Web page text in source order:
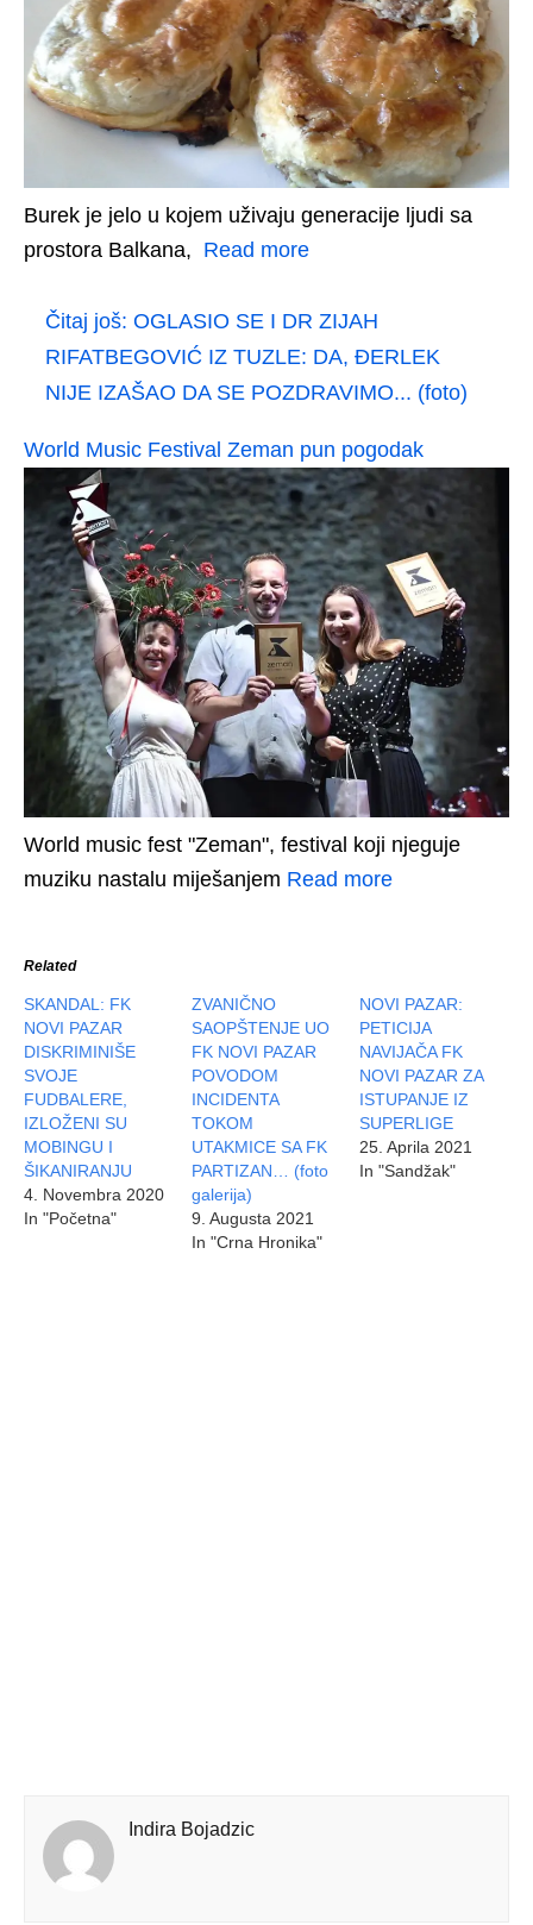
Burek je jelo u kojem uživaju generacije ljudi sa
prostora Balkana, Read more
Čitaj još: OGLASIO SE I DR ZIJAH
RIFATBEGOVIĆ IZ TUZLE: DA, ĐERLEK
NIJE IZAŠAO DA SE POZDRAVIMO... (foto)
World Music Festival Zeman pun pogodak
World music fest "Zeman", festival koji njeguje
muziku nastalu miješanjem Read more
Related
SKANDAL: FK
NOVI PAZAR
DISKRIMINIŠE
SVOJE
FUDBALERE,
IZLOŽENI SU
MOBINGU I
ŠIKANIRANJU
4. Novembra 2020
In "Početna"
ZVANIČNO
SAOPŠTENJE UO
FK NOVI PAZAR
POVODOM
INCIDENTA
TOKOM
UTAKMICE SA FK
PARTIZAN… (foto
galerija)
9. Augusta 2021
In "Crna Hronika"
NOVI PAZAR:
PETICIJA
NAVIJAČA FK
NOVI PAZAR ZA
ISTUPANJE IZ
SUPERLIGE
25. Aprila 2021
In "Sandžak"
Indira Bojadzic